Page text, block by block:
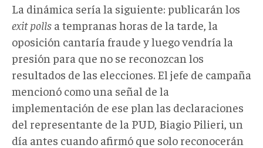
La dinámica sería la siguiente: publicarán los
exit polls a tempranas horas de la tarde, la
oposición cantaría fraude y luego vendría la
presión para que no se reconozcan los
resultados de las elecciones. El jefe de campaña
mencionó como una señal de la
implementación de ese plan las declaraciones
del representante de la PUD, Biagio Pilieri, un
día antes cuando afirmó que solo reconocerán